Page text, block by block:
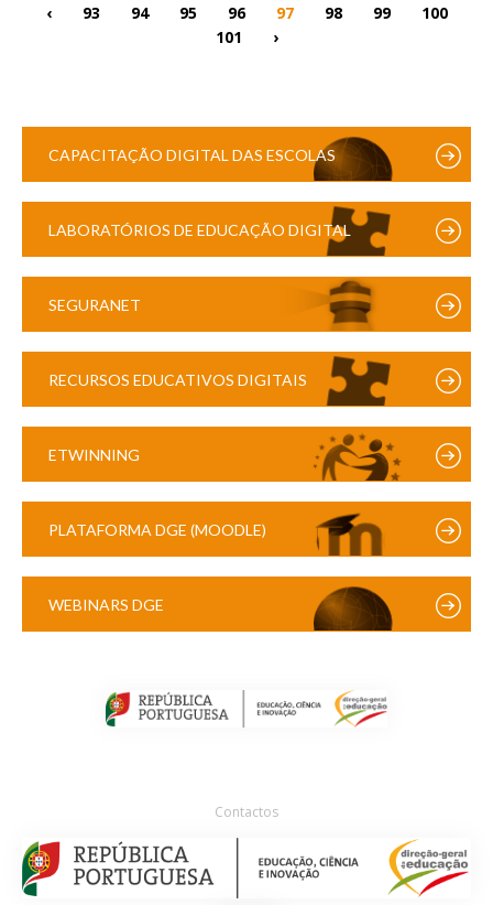
‹ 93 94 95 96 97 98 99
100
101
›
CAPACITAÇÃO DIGITAL DAS ESCOLAS
LABORATÓRIOS DE EDUCAÇÃO DIGITAL
SEGURANET
RECURSOS EDUCATIVOS DIGITAIS
ETWINNING
PLATAFORMA DGE (MOODLE)
WEBINARS DGE
Contactos